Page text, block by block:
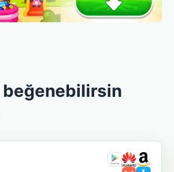
beğenebilirsin